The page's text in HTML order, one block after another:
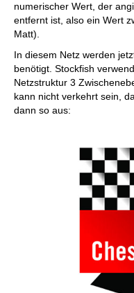
numerischer Wert, der
entfernt ist, also ein Wert
Matt).
In diesem Netz werden
benötigt. Stockfish
Netzstruktur 3
kann nicht verkehrt sein,
dann so aus: